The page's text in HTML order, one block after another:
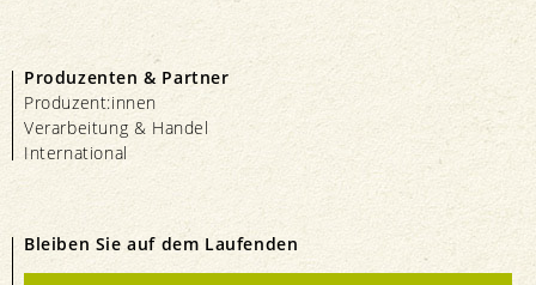
Produzenten & Partner
Produzent:innen
Verarbeitung & Handel
International
Bleiben Sie auf dem Laufenden